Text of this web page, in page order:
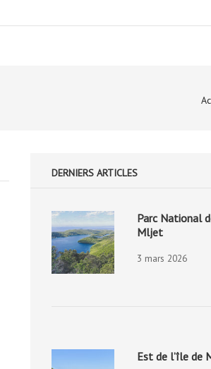
DERNIERS ARTICLES
Parc National
Mljet
3 mars 2026
Est de l’île de